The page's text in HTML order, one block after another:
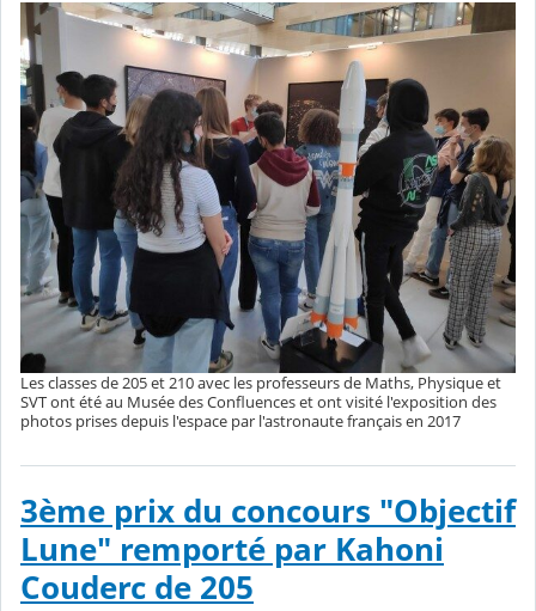
Les classes de 205 et 210 avec les professeurs de Maths, Physique et
SVT ont été au Musée des Confluences et ont visité l'exposition des
photos prises depuis l'espace par l'astronaute français en 2017
3ème prix du concours "Objectif
Lune" remporté par Kahoni
Couderc de 205